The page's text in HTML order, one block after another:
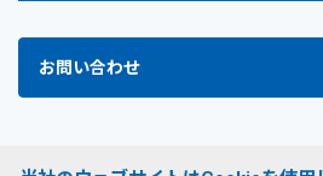
お問い合わせ